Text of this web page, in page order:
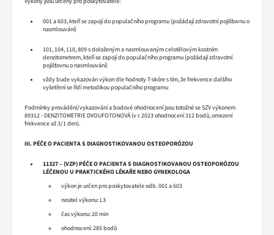
001 a 603, kteří se zapojí do populačního programu (požádají zdravotní pojišťovnu o
nasmlouvání)
101, 104, 110, 809 s doloženým a nasmlouvaným celotělovým kostním
denzitometrem, kteří se zapojí do populačního programu (požádají zdravotní
pojišťovnu o nasmlouvání)
vždy bude vykazován výkon dle hodnoty T-skóre s tím, že frekvence dalšího
vyšetření se řídí metodikou populačního programu
Podmínky provádění/vykazování a bodové ohodnocení jsou totožné se SZV výkonem
89312 - DENZITOMETRIE DVOUFOTONOVÁ (v r. 2023 ohodnocení 312 bodů, omezení
frekvence až 3/1 den).
III. PÉČE O PACIENTA S DIAGNOSTIKOVANOU OSTEOPORÓZOU
11327 – (VZP) PÉČE O PACIENTA S DIAGNOSTIKOVANOU OSTEOPORÓZOU
LÉČENOU U PRAKTICKÉHO LÉKAŘE NEBO GYNEKOLOGA
výkon je určen pro poskytovatele odb. 001 a 603
nositel výkonu: L3
čas výkonu: 20 min
ohodnocení: 285 bodů